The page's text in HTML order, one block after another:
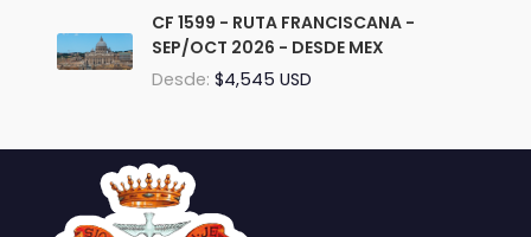
CF 1599 - RUTA FRANCISCANA -
SEP/OCT 2026 - DESDE MEX
Desde: $4,545 USD